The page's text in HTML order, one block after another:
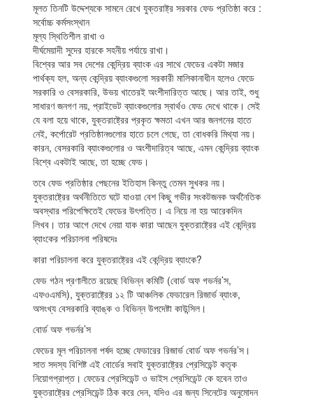
মূলত তিনটি উদ্দেশ্যকে সামনে রেখে যুক্তরাষ্ট্র সরকার ফেড প্রতিষ্ঠা করে :
সর্বোচ্চ কর্মসংস্থান
মূল্য স্থিতিশীল রাখা ও
দীর্ঘমেয়াদী সুদের হারকে সহনীয় পর্যায়ে রাখা।
বিশ্বের আর সব দেশের কেন্দ্রিয় ব্যাংক এর সাথে ফেডের একটা মজার
পার্থক্য হল, অন্য কেন্দ্রিয় ব্যাংকগুলো সরকারী মালিকানাধীন হলেও ফেডে
সরকারি ও বেসরকারি, উভয় খাতেরই অংশীদারিত্ত আছে। আর তাই, শুধু
সাধারণ জনগণ নয়, প্রাইভেট ব্যাংকগুলোর স্বার্থও ফেড দেখে থাকে। সেই
যে বলা হয়ে থাকে, যুক্তরাষ্ট্রের প্রকৃত ক্ষমতা এখন আর জনগনের হাতে
নেই, কর্পোরেট প্রতিষ্ঠানগুলোর হাতে চলে গেছে, তা বোধকরি মিথ্যা নয়।
কারন, বেসরকারি ব্যাংকগুলোর ও অংশীদারিত্ব আছে, এমন কেন্দ্রিয় ব্যাংক
বিশ্বে একটাই আছে, তা হচ্ছে ফেড।
তবে ফেড প্রতিষ্ঠার পেছনের ইতিহাস কিন্তু তেমন সুখকর নয়।
যুক্তরাষ্ট্রের অর্থনীতিতে ঘটে যাওয়া বেশ কিছু গভীর সংকটজনক অর্থনৈতিক
অবস্থার পরিপেক্ষিতেই ফেডের উৎপত্তি। এ নিয়ে না হয় আরেকদিন
লিখব। তার আগে দেখে নেয়া যাক কারা আছেন যুক্তরাষ্ট্রের এই কেন্দ্রিয়
ব্যাংকের পরিচালনা পরিষদেঃ
কারা পরিচালনা করে যুক্তরাষ্ট্রের এই কেন্দ্রিয় ব্যাংকে?
ফেড গঠন প্রণালীতে রয়েছে বিভিন্ন কমিটি (বোর্ড অফ গভর্নর’স,
এফওএমসি), যুক্তরাষ্ট্রের ১২ টি আঞ্চলিক ফেডারেল রিজার্ভ ব্যাংক,
অসংখ্য বেসরকারি ব্যাঙ্ক ও বিভিন্ন উপদেষ্টা কাউন্সিল।
বোর্ড অফ গভর্নর’স
ফেডের মূল পরিচালনা পর্ষদ হচ্ছে ফেডারের রিজার্ভ বোর্ড অফ গভর্নর’স।
সাত সদস্য বিশিষ্ট এই বোর্ডের সবাই যুক্তরাষ্ট্রের প্রেসিডেন্ট কতৃক
নিয়োগপ্রাপ্ত। ফেডের প্রেসিডেন্ট ও ভাইস প্রেসিডেন্ট কে হবেন তাও
যুক্তরাষ্ট্রের প্রেসিডেন্ট ঠিক করে দেন, যদিও এর জন্য সিনেটের অনুমোদন